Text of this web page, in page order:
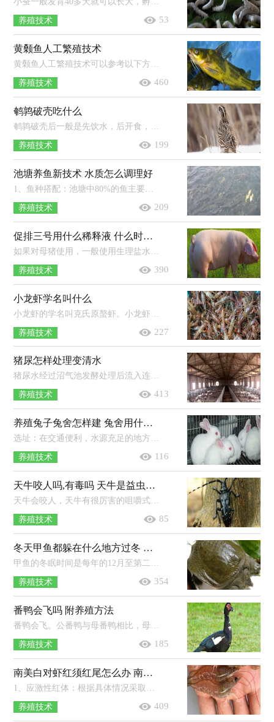
养殖技术 53
黄颡鱼人工繁殖技术
养殖技术 460
鹌鹑破壳吃什么
养殖技术 199
池塘养鱼新技术 水质怎么调理好
养殖技术 209
促排三号用什么稀释液 什么时候打合适
养殖技术 390
小龙虾学名叫什么
养殖技术 227
猪尿怎样处理变清水
猪尿水经过沼气池发酵处理后流入连续放置的3个过滤池净化，净化后先后抽入FXPF系列方型溶气气浮机进行抽泡处理和流入FXZ—A地埋式...
养殖技术 413
养殖兔子兔舍怎样建 兔舍用什么消毒好
选址：在交通便利，水源充足的地方建立兔舍，周边的环境要满足兔子的日常需求。建筑材料：要选择具有坚硬、结实、防潮、有完善的防水性能...
养殖技术 116
天牛咬人吗,有毒吗 天牛是益虫还是害虫
天牛会咬人，天牛有很厉害的咀嚼式口器，能咬开很硬的木头，所以是会咬人的，特别是捉的手法不对就可能被咬。天牛的唾液有毒性，被咬后立即...
养殖技术 85
冬天甲鱼都躲在什么地方过冬 放在家里能活多久
甲鱼的冬眠时间是每年的12月至第二年的3月，甲鱼冬眠一般会在向阳的浅水区和淤泥底度过。由于我国大部分地区冬天的温度都比较低，但...
养殖技术 354
番鸭会飞吗 附养殖方法
番鸭会飞。公番鸭与母番鸭相比，母番鸭能飞接近30-40m（体型较瘦小，羽毛完整的母番鸭，飞行距离更远），而公番鸭由于体重更大，飞行距离远不及...
养殖技术 185
南美白对虾红须红尾怎么办 南美白对虾和基围虾的区别
1、应激性红体：根据具体情况采取相应措施，若为缺氧，可以开启增氧机或使用增氧剂，若为氨氮以及亚硝酸盐含量过高，可以进行换水、改底。2...
养殖技术 409